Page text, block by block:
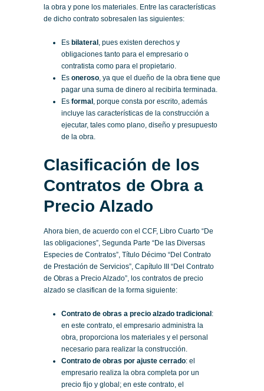
la obra y pone los materiales. Entre las características
de dicho contrato sobresalen las siguientes:
Es bilateral , pues existen derechos y
obligaciones tanto para el empresario o
contratista como para el propietario.
Es oneroso , ya que el dueño de la obra tiene que
pagar una suma de dinero al recibirla terminada.
Es formal , porque consta por escrito, además
incluye las características de la construcción a
ejecutar, tales como plano, diseño y presupuesto
de la obra.
Clasificación de los
Contratos de Obra a
Precio Alzado
Ahora bien, de acuerdo con el CCF, Libro Cuarto “De
las obligaciones”, Segunda Parte “De las Diversas
Especies de Contratos”, Título Décimo “Del Contrato
de Prestación de Servicios”, Capítulo III “Del Contrato
de Obras a Precio Alzado”, los contratos de precio
alzado se clasifican de la forma siguiente:
Contrato de obras a precio alzado tradicional:
en este contrato, el empresario administra la
obra, proporciona los materiales y el personal
necesario para realizar la construcción.
Contrato de obras por ajuste cerrado: el
empresario realiza la obra completa por un
precio fijo y global; en este contrato, el